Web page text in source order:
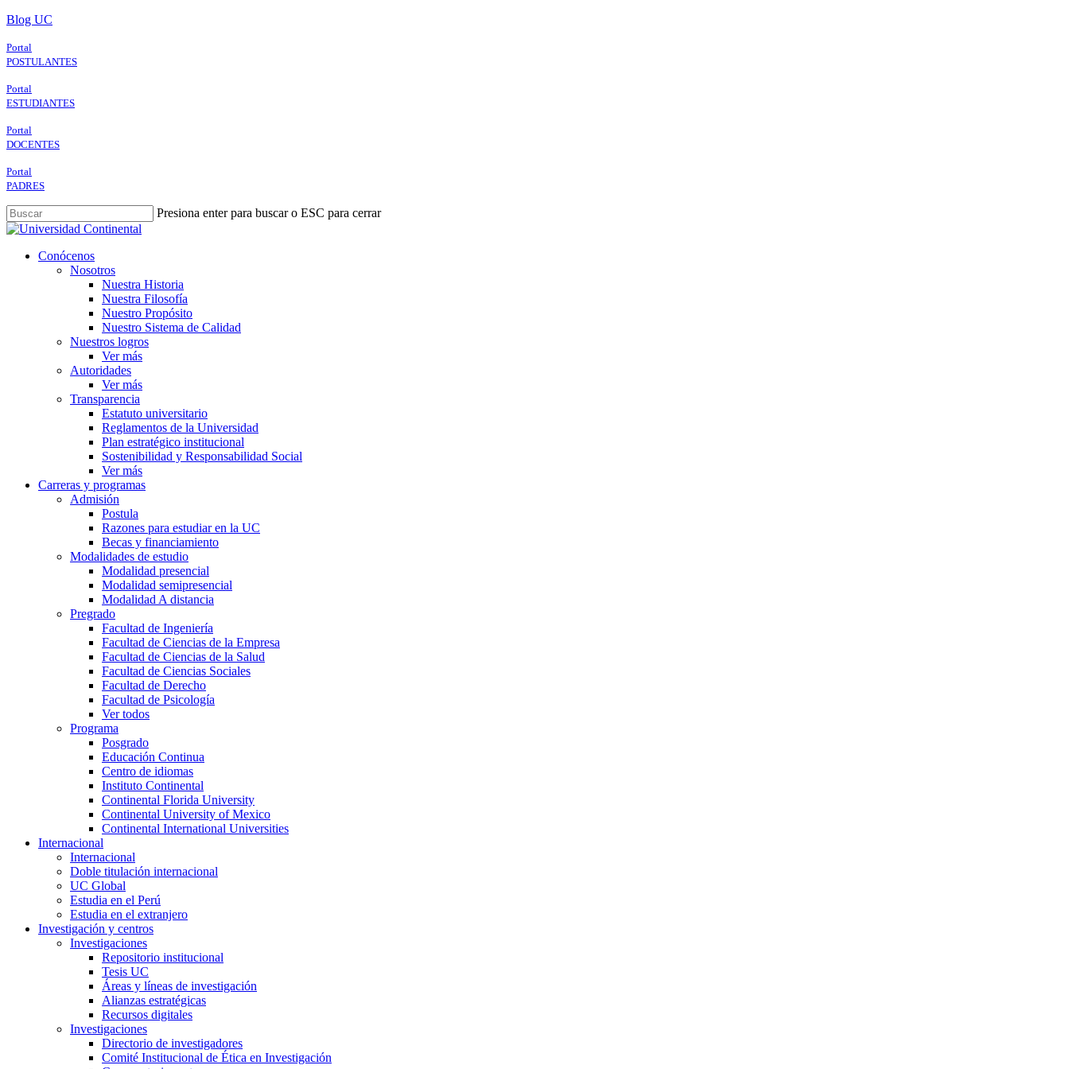
Skip
main
content
Blog UC
Portal
POSTULANTES
Portal
ESTUDIANTES
Portal
DOCENTES
Portal
PADRES
Presiona enter para buscar o ESC para cerrar
Close
search
Menu
Conócenos
Nosotros
Nuestra Historia
Nuestra Filosofía
Nuestro Propósito
Nuestro Sistema de Calidad
Nuestros logros
Ver más
Autoridades
Ver más
Transparencia
Estatuto universitario
Reglamentos de la Universidad
Plan estratégico institucional
Sostenibilidad y Responsabilidad Social
Ver más
Carreras y programas
Admisión
Postula
Razones para estudiar en la UC
Becas y financiamiento
Modalidades de estudio
Modalidad presencial
Modalidad semipresencial
Modalidad A distancia
Pregrado
Facultad de Ingeniería
Facultad de Ciencias de la Empresa
Facultad de Ciencias de la Salud
Facultad de Ciencias Sociales
Facultad de Derecho
Facultad de Psicología
Ver todos
Programa
Posgrado
Educación Continua
Centro de idiomas
Instituto Continental
Continental Florida University
Continental University of Mexico
Continental International Universities
Internacional
Internacional
Doble titulación internacional
UC Global
Estudia en el Perú
Estudia en el extranjero
Investigación y centros
Investigaciones
Repositorio institucional
Tesis UC
Áreas y líneas de investigación
Alianzas estratégicas
Recursos digitales
Investigaciones
Directorio de investigadores
Comité Institucional de Ética en Investigación